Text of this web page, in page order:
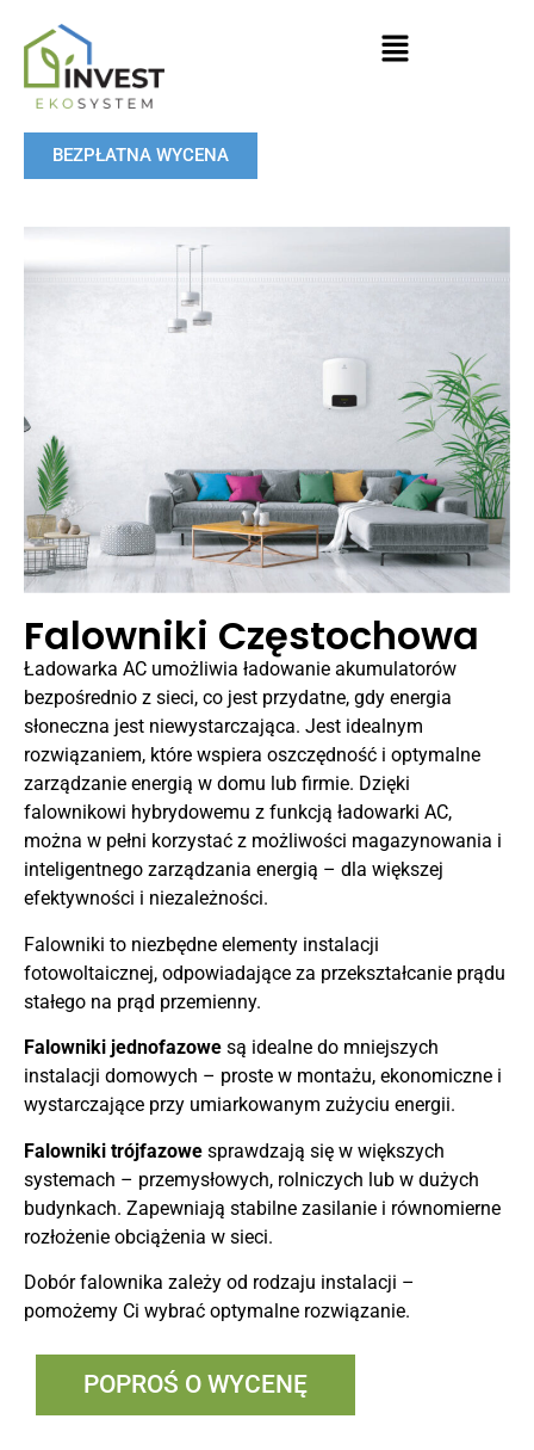
BEZPŁATNA WYCENA
Falowniki Częstochowa
Ładowarka AC umożliwia ładowanie akumulatorów
bezpośrednio z sieci, co jest przydatne, gdy energia
słoneczna jest niewystarczająca. Jest idealnym
rozwiązaniem, które wspiera oszczędność i optymalne
zarządzanie energią w domu lub firmie. Dzięki
falownikowi hybrydowemu z funkcją ładowarki AC,
można w pełni korzystać z możliwości magazynowania i
inteligentnego zarządzania energią – dla większej
efektywności i niezależności.
Falowniki to niezbędne elementy instalacji
fotowoltaicznej, odpowiadające za przekształcanie prądu
stałego na prąd przemienny.
Falowniki jednofazowe są idealne do mniejszych
instalacji domowych – proste w montażu, ekonomiczne i
wystarczające przy umiarkowanym zużyciu energii.
Falowniki trójfazowe sprawdzają się w większych
systemach – przemysłowych, rolniczych lub w dużych
budynkach. Zapewniają stabilne zasilanie i równomierne
rozłożenie obciążenia w sieci.
Dobór falownika zależy od rodzaju instalacji –
pomożemy Ci wybrać optymalne rozwiązanie.
POPROŚ O WYCENĘ